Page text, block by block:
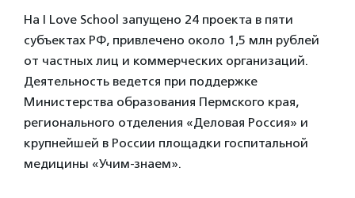
На I Love School запущено 24 проекта в пяти
субъектах РФ, привлечено около 1,5 млн рублей
от частных лиц и коммерческих организаций.
Деятельность ведется при поддержке
Министерства образования Пермского края,
регионального отделения «Деловая Россия» и
крупнейшей в России площадки госпитальной
медицины «Учим-знаем».